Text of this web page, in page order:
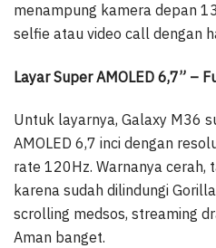
menampung kamera depan
selfie atau video call dengan
Layar Super AMOLED 6,7” –
Untuk layarnya, Galaxy M36
AMOLED 6,7 inci dengan
rate 120Hz. Warnanya cerah,
karena sudah dilindungi
scrolling medsos, streaming
Aman banget.